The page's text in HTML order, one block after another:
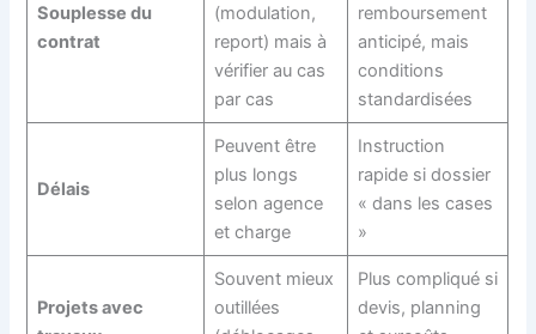
Souplesse du
contrat
(modulation,
report) mais à
vérifier au cas
par cas
remboursement
anticipé, mais
conditions
standardisées
Délais
Peuvent être
plus longs
selon agence
et charge
Instruction
rapide si dossier
« dans les cases
»
Projets avec
Souvent mieux
outillées
Plus compliqué si
devis, planning